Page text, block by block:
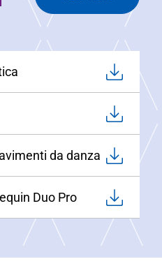
da danza
Duo Pro